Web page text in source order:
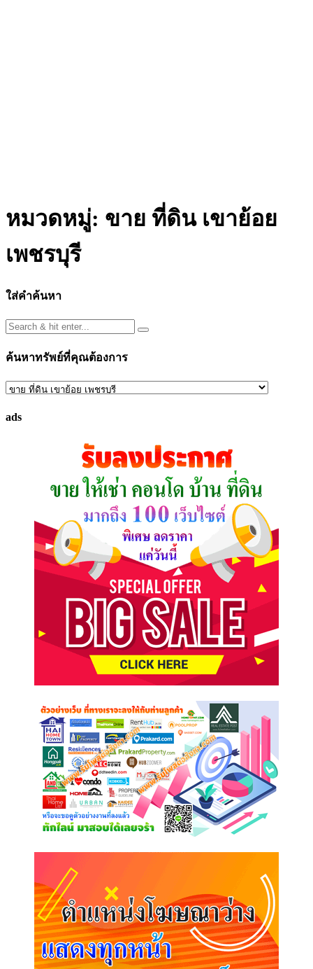
หมวดหมู่: ขาย ที่ดิน เขาย้อย
เพชรบุรี
ใส่คำค้นหา
ค้นหาทรัพย์ที่คุณต้องการ
ค้นหา
ที่
ads